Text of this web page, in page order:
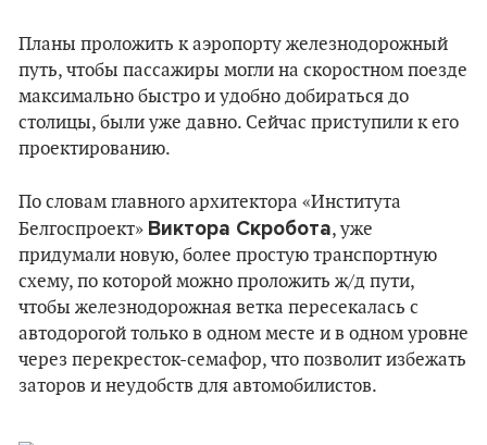
Планы проложить к аэропорту железнодорожный
путь, чтобы пассажиры могли на скоростном поезде
максимально быстро и удобно добираться до
столицы, были уже давно. Сейчас приступили к его
проектированию.
По словам главного архитектора «Института
Белгоспроект» Виктора Скробота, уже
придумали новую, более простую транспортную
схему, по которой можно проложить ж/д пути,
чтобы железнодорожная ветка пересекалась с
автодорогой только в одном месте и в одном уровне
через перекресток-семафор, что позволит избежать
заторов и неудобств для автомобилистов.